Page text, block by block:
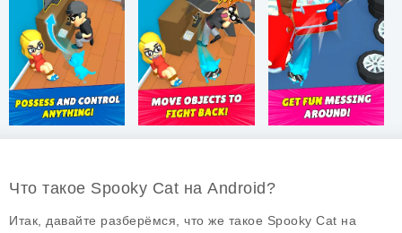
Что такое Spooky Cat на Android?
Итак, давайте разберёмся, что же такое Spooky Cat на